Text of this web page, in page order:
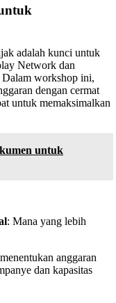
adalah kunci untuk
Network dan
Dalam workshop ini,
dengan cermat
untuk memaksimalkan
untuk
: Mana yang lebih
anggaran
dan kapasitas